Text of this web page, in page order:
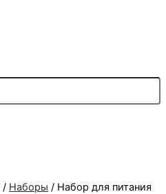
/ Наборы / Набор для питания